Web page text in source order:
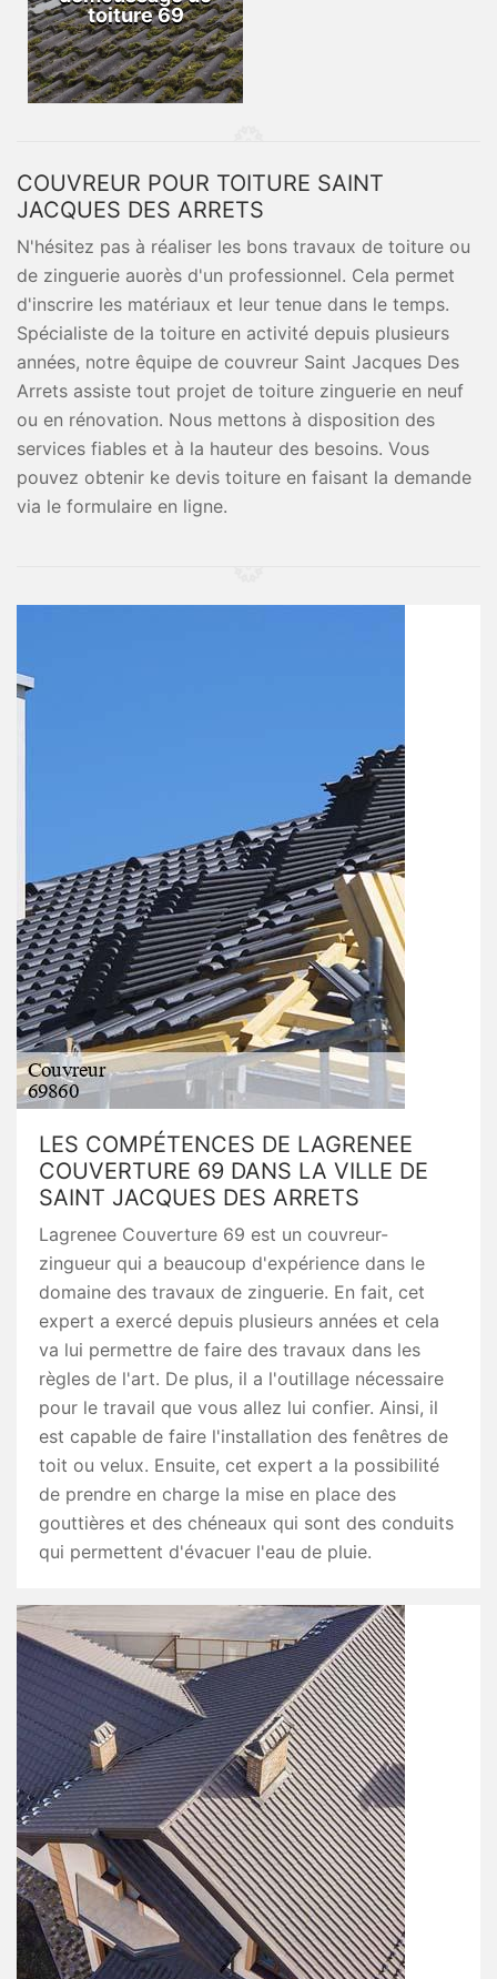
toiture 69
COUVREUR POUR TOITURE SAINT
JACQUES DES ARRETS
N'hésitez pas à réaliser les bons travaux de toiture ou
de zinguerie auorès d'un professionnel. Cela permet
d'inscrire les matériaux et leur tenue dans le temps.
Spécialiste de la toiture en activité depuis plusieurs
années, notre êquipe de couvreur Saint Jacques Des
Arrets assiste tout projet de toiture zinguerie en neuf
ou en rénovation. Nous mettons à disposition des
services fiables et à la hauteur des besoins. Vous
pouvez obtenir ke devis toiture en faisant la demande
via le formulaire en ligne.
LES COMPÉTENCES DE LAGRENEE
COUVERTURE 69 DANS LA VILLE DE
SAINT JACQUES DES ARRETS
Lagrenee Couverture 69 est un couvreur-
zingueur qui a beaucoup d'expérience dans le
domaine des travaux de zinguerie. En fait, cet
expert a exercé depuis plusieurs années et cela
va lui permettre de faire des travaux dans les
règles de l'art. De plus, il a l'outillage nécessaire
pour le travail que vous allez lui confier. Ainsi, il
est capable de faire l'installation des fenêtres de
toit ou velux. Ensuite, cet expert a la possibilité
de prendre en charge la mise en place des
gouttières et des chéneaux qui sont des conduits
qui permettent d'évacuer l'eau de pluie.